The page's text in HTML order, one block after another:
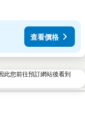
查看價格
此您前往預訂網站後看到